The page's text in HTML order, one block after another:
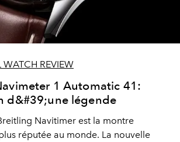
REVIEW
1 Automatic 41:
d&#39;une légende
Navitimer est la montre
réputée au monde. La nouvelle